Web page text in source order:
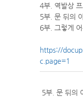
4부. 역발상
5부. 문 뒤의
6부. 그렇게
https://
c.page=1
5부. 문 뒤의